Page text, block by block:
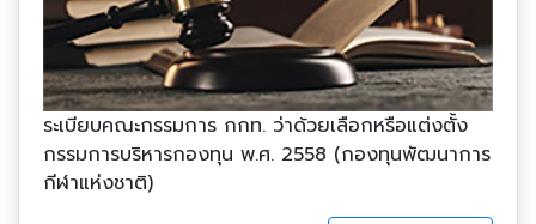
ระเบียบคณะกรรมการ กกท. ว่าด้วยเลือกหรือแต่งตั้ง
กรรมการบริหารกองทุน พ.ศ. 2558 (กองทุนพัฒนาการ
กีฬาแห่งชาติ)